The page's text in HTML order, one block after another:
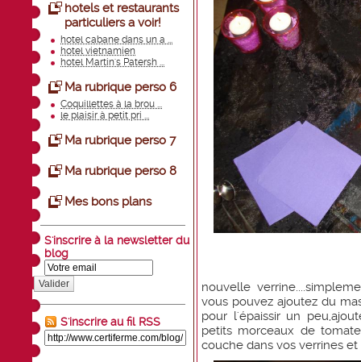
hotels et restaurants
particuliers a voir!
hotel cabane dans un a ...
hotel vietnamien
hotel Martin's Patersh ...
Ma rubrique perso 6
Coquillettes à la brou ...
le plaisir à petit pri ...
Ma rubrique perso 7
Ma rubrique perso 8
Mes bons plans
S'inscrire à la newsletter du
blog
Valider
S'inscrire au fil RSS
nouvelle
vous pouvez ajoutez du
pour l'épaissir un
petits morceaux de
couche dans vos verrines